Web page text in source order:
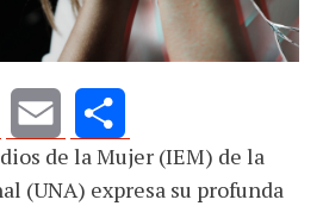
Email Share
de la Mujer (IEM) de la
(UNA) expresa su profunda